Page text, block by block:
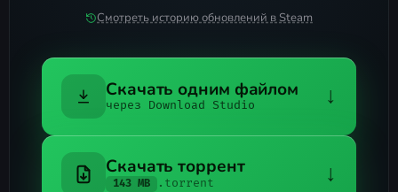
Смотреть историю обновлений в Steam
Скачать одним файлом
через Download Studio ↓
Скачать торрент
143 MB .torrent ↓